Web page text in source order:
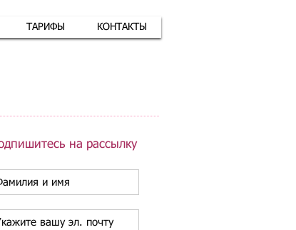
ТАРИФЫ КОНТАКТЫ
на рассылку